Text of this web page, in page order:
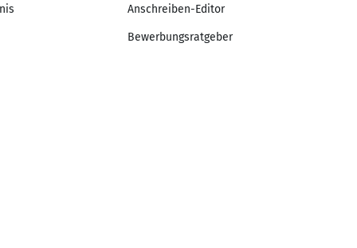
Anschreiben-Editor
Bewerbungsratgeber